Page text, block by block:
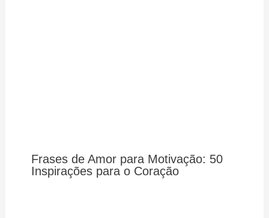
Frases de Amor para Motivação: 50
Inspirações para o Coração